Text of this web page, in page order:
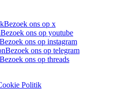
Bezoek ons op x
Bezoek ons op youtube
Bezoek ons op instagram
Bezoek ons op telegram
Bezoek ons op threads
Politik